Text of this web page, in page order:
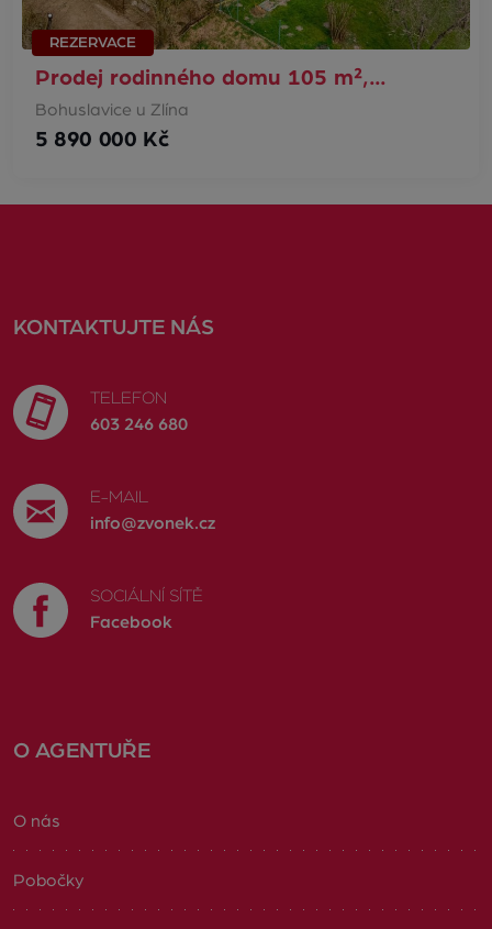
REZERVACE
Prodej rodinného domu 105 m²,…
Bohuslavice u Zlína
5 890 000 Kč
KONTAKTUJTE NÁS
TELEFON
603 246 680
E-MAIL
info@zvonek.cz
SOCIÁLNÍ SÍTĚ
Facebook
O AGENTUŘE
O nás
Pobočky